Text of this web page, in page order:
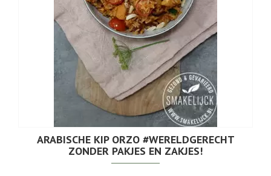
ARABISCHE KIP ORZO #WERELDGERECHT
ZONDER PAKJES EN ZAKJES!